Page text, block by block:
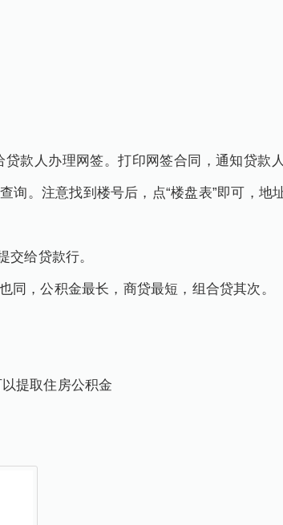
款人办理网签。打印网签合同，通知贷款
。注意找到楼号后，点“楼盘表”即可，地
给贷款行。
，公积金最长，商贷最短，组合贷其次。
提取住房公积金